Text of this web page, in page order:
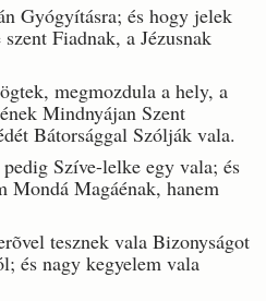
Gyógyításra; és hogy jelek
Fiadnak, a Jézusnak
megmozdula a hely, a
Mindnyájan Szent
Bátorsággal Szólják vala.
Szíve-lelke egy vala; és
Mondá Magáénak, hanem
tesznek vala Bizonyságot
és nagy kegyelem vala